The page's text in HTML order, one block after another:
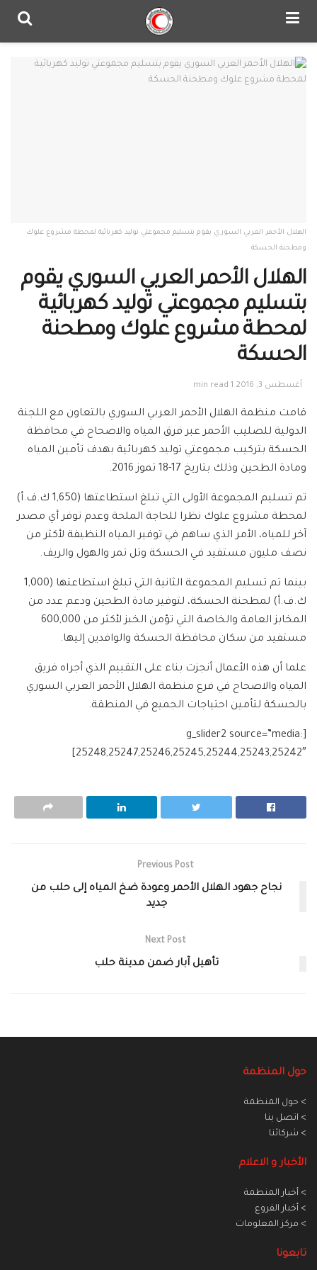
الهلال الأحمر العربي السوري يقوم بتسليم مجموعتي توليد كهربائية لمحطة مشروع علوك
ومطحنة الحسكة
الهلال الأحمر العربي السوري يقوم
بتسليم مجموعتي توليد كهربائية
لمحطة مشروع علوك ومطحنة
الحسكة
أغسطس 3, 2016 1 min read
قامت منظمة الهلال الأحمر العربي السوري بالتعاون مع اللجنة
الدولية للصليب الأحمر عبر فرق المياه والاصحاح في محافظة
الحسكة بتركيب مجموعتي توليد كهربائية بهدف تأمين المياه
ومادة الطحين وذلك بتاريخ 17-18 تموز 2016.
تم تسليم المجموعة الأولى التي تبلغ استطاعتها (1,650 ك.ف.أ)
لمحطة مشروع علوك نظرا للحاجة الملحة وعدم توفر أي مصدر
آخر للمياه، الأمر الذي ساهم في توفير المياه النظيفة لأكثر من
نصف مليون مستفيد في الحسكة وتل تمر والهول والريف.
بينما تم تسليم المجموعة الثانية التي تبلغ استطاعتها (1,000
ك.ف.أ) لمطحنة الحسكة، لتوفير مادة الطحين ودعم عدد من
المخابز العامة والخاصة التي تؤمن الخبز لأكثر من 600,000
مستفيد من سكان محافظة الحسكة والوافدين إليها.
علما أن هذه الأعمال أنجزت بناء على التقييم الذي أجراه فريق
المياه والاصحاح في فرع منظمة الهلال الأحمر العربي السوري
بالحسكة لتأمين احتياجات الجميع في المنطقة.
[g_slider2 source=”media:
25248,25247,25246,25245,25244,25243,25242″]
Previous Post
نجاح جهود ‫‏الهلال الأحمر‬ وعودة ضخ ‫‏المياه‬ إلى ‫‏حلب‬ من
جديد
Next Post
تأهيل آبار ضمن مدينة حلب
حول المنظمة
> حول المنظمة
> اتصل بنا
> شركائنا
الأخبار و الاعلام
> أخبار المنطمة
> أخبار الفروع
> مركز المعلومات
تابعونا